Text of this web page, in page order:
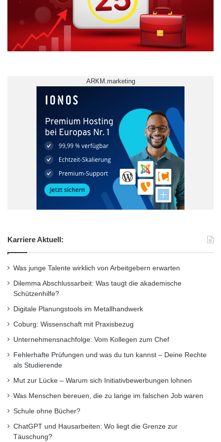
ARKM.marketing
Karriere Aktuell:
Was junge Talente wirklich von Arbeitgebern erwarten
Dilemma Abschlussarbeit: Was taugt die akademische
Schützenhilfe?
Digitale Planungstools im Metallhandwerk
Coburg: Wissenschaft mit Praxisbezug
Unternehmensnachfolge: Vom Kollegen zum Chef
Fehlerhafte Prüfungen und was du tun kannst – Deine Rechte
als Studierende
Mut zur Lücke – Warum sich Initiativbewerbungen lohnen
Was Menschen bereuen, die zu lange im falschen Job waren
Schule ohne Bücher?
ChatGPT und Hausarbeiten: Wo liegt die Grenze zur
Täuschung?